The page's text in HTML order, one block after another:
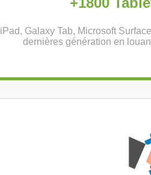
iPad, Galaxy Tab, Microsoft
dernières génération en